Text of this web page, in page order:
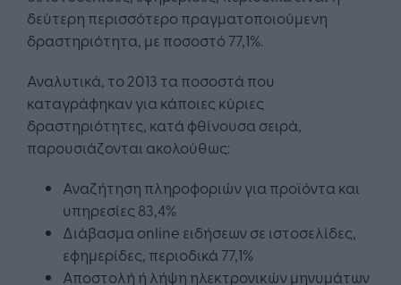
δεύτερη περισσότερο πραγματοποιούμενη
δραστηριότητα, με ποσοστό 77,1%.
Αναλυτικά, το 2013 τα ποσοστά που
καταγράφηκαν για κάποιες κύριες
δραστηριότητες, κατά φθίνουσα σειρά,
παρουσιάζονται ακολούθως:
Αναζήτηση πληροφοριών για προϊόντα και
υπηρεσίες 83,4%
Διάβασμα online ειδήσεων σε ιστοσελίδες,
εφημερίδες, περιοδικά 77,1%
Αποστολή ή λήψη ηλεκτρονικών μηνυμάτων